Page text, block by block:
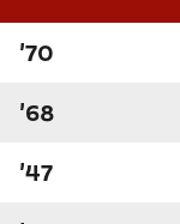
'70
'68
'47